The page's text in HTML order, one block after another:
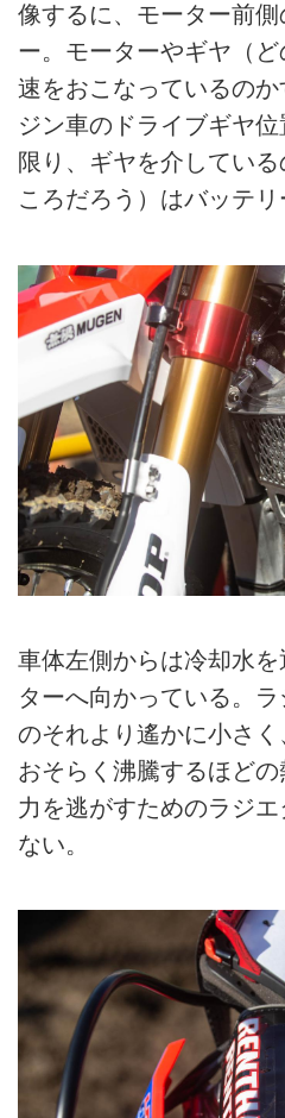
像するに、モーター前
ー。モーターやギヤ（
速をおこなっているの
ジン車のドライブギヤ
限り、ギヤを介してい
ころだろう）はバッテリ
車体左側からは冷却水
ターへ向かっている。
のそれより遙かに小さく
おそらく沸騰するほど
力を逃がすためのラジエ
ない。